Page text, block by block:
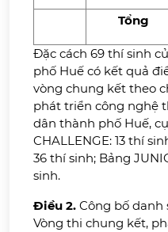
Tổng
Đặc cách 69 thí sinh
phố Huế có kết quả
vòng chung kết theo
phát triển công nghệ
dân thành phố Huế,
CHALLENGE: 13 thí
36 thí sinh; Bảng
sinh.
Điều 2. Công bố
Vòng thi chung kết,